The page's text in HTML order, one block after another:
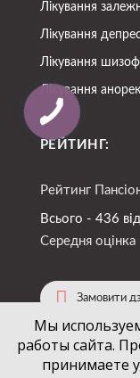
Лікування
Лікування
Лікування
Лікування
РЕЙТИНГ:
Рейтинг
Всього - 436
Середня оцінка
Замовити
+38 (067)
Мы
работы сайта.
принимаете